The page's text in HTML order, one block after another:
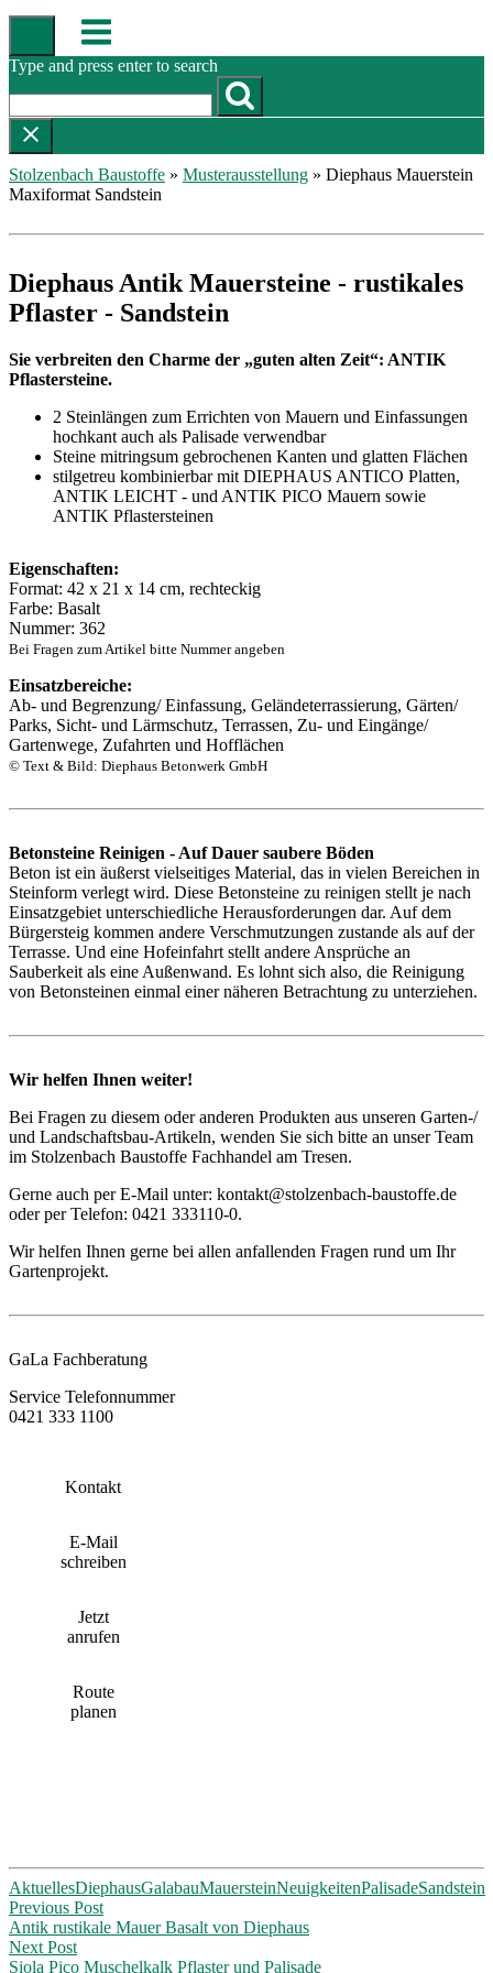
Skip
content
Menu
Type and press enter to search
Stolzenbach Baustoffe » Musterausstellung » Diephaus Mauerstein
Maxiformat Sandstein
Diephaus Antik Mauersteine - rustikales
Pflaster - Sandstein
Sie verbreiten den Charme der „guten alten Zeit“: ANTIK
Pflastersteine.
2 Steinlängen zum Errichten von Mauern und Einfassungen
hochkant auch als Palisade verwendbar
Steine mitringsum gebrochenen Kanten und glatten Flächen
stilgetreu kombinierbar mit DIEPHAUS ANTICO Platten,
ANTIK LEICHT - und ANTIK PICO Mauern sowie
ANTIK Pflastersteinen
Eigenschaften:
Format: 42 x 21 x 14 cm, rechteckig
Farbe: Basalt
Nummer: 362
Bei Fragen zum Artikel bitte Nummer angeben
Einsatzbereiche:
Ab- und Begrenzung/ Einfassung, Geländeterrassierung, Gärten/
Parks, Sicht- und Lärmschutz, Terrassen, Zu- und Eingänge/
Gartenwege, Zufahrten und Hofflächen
© Text & Bild: Diephaus Betonwerk GmbH
Betonsteine Reinigen - Auf Dauer saubere Böden
Beton ist ein äußerst vielseitiges Material, das in vielen Bereichen in
Steinform verlegt wird. Diese Betonsteine zu reinigen stellt je nach
Einsatzgebiet unterschiedliche Herausforderungen dar. Auf dem
Bürgersteig kommen andere Verschmutzungen zustande als auf der
Terrasse. Und eine Hofeinfahrt stellt andere Ansprüche an
Sauberkeit als eine Außenwand. Es lohnt sich also, die Reinigung
von Betonsteinen einmal einer näheren Betrachtung zu unterziehen.
Wir helfen Ihnen weiter!
Bei Fragen zu diesem oder anderen Produkten aus unseren Garten-/
und Landschaftsbau-Artikeln, wenden Sie sich bitte an unser Team
im Stolzenbach Baustoffe Fachhandel am Tresen.
Gerne auch per E-Mail unter: kontakt@stolzenbach-baustoffe.de
oder per Telefon: 0421 333110-0.
Wir helfen Ihnen gerne bei allen anfallenden Fragen rund um Ihr
Gartenprojekt.
GaLa Fachberatung
Service Telefonnummer
0421 333 1100
Kontakt
E-Mail
schreiben
Jetzt
anrufen
Route
planen
AktuellesDiephausGalabauMauersteinNeuigkeitenPalisadeSandstein
Post
navigation
Previous Post
Antik rustikale Mauer Basalt von Diephaus
Next Post
Siola Pico Muschelkalk Pflaster und Palisade